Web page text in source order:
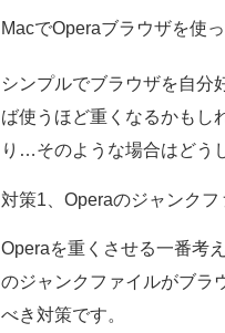
MacでOperaブラウザを使
シンプルでブラウザを自分
ば使うほど重くなるかもし
り…そのような場合はどう
対策1、Operaのジャンク
Operaを重くさせる一番考
のジャンクファイルがブラ
べき対策です。